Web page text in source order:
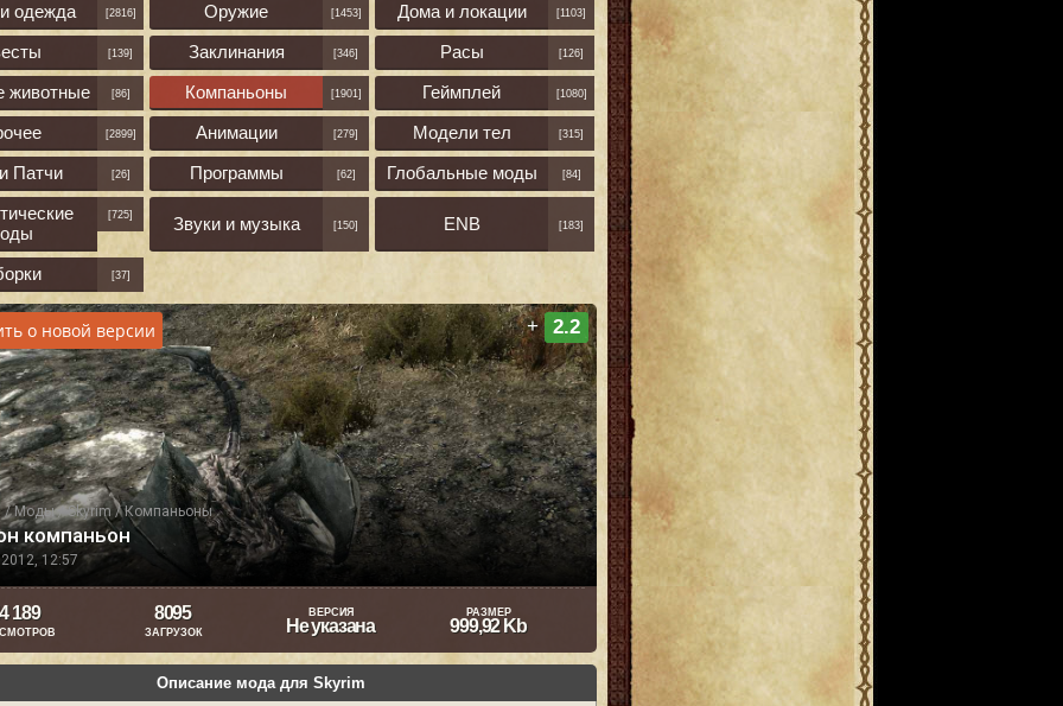
одежда [2816] Оружие [1453] Дома и локации [1103]
[139] Заклинания [346] Расы [126]
животные [86] Компаньоны [1901] Геймплей [1080]
[2899] Анимации [279] Модели тел [315]
Патчи [26] Программы [62] Глобальные моды [84]
[725] Звуки и музыка [150] ENB [183]
[37]
/Моды/Skyrim /Компаньоны
12:57
компаньон
о новой версии + 2.2
189 8095
ЗАГРУЗОК
ВЕРСИЯ
Не указана
РАЗМЕР
999,92 Kb
Описание мода для Skyrim